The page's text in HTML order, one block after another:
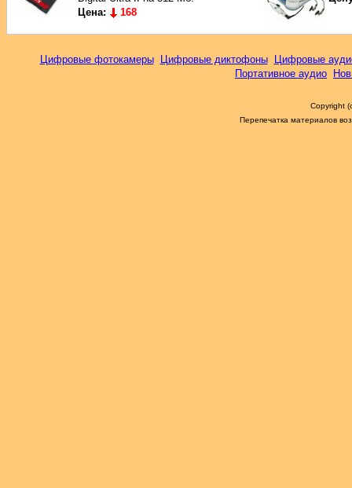
Цена:
168
Цифровые фотокамеры Цифровые диктофоны
Цифровые
Портативное аудио
Copyright
Перепечатка материалов